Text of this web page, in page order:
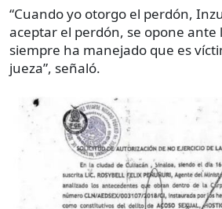
“Cuando yo otorgo el perdón,
aceptar el perdón, se opone ante
siempre ha manejado que es
jueza”, señaló.